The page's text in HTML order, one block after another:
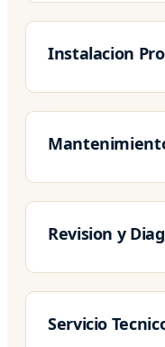
Instalacion
Revision y
Servicio